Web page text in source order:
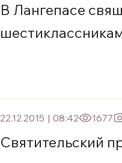
В Лангепасе
22.12.2015 | 08:42 1677
Святительский